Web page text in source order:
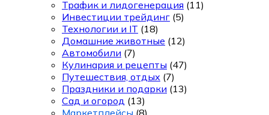
Трафик и лидогенерация (11)
Инвестиции трейдинг (5)
Технологии и IT (18)
Домашние животные (12)
Автомобили (7)
Кулинария и рецепты (47)
Путешествия, отдых (7)
Праздники и подарки (13)
Сад и огород (13)